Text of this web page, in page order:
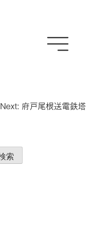
Next: 府戸尾根送電鉄塔